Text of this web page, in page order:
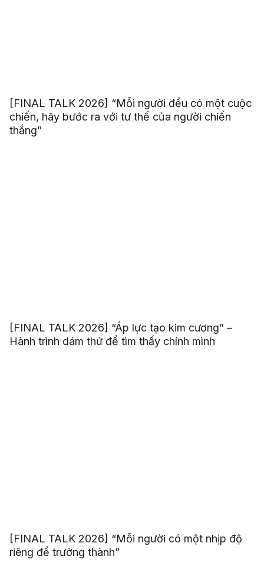
[FINAL TALK 2026] “Mỗi người đều có một cuộc
chiến, hãy bước ra với tư thế của người chiến
thắng”
[FINAL TALK 2026] “Áp lực tạo kim cương” –
Hành trình dám thử để tìm thấy chính mình
[FINAL TALK 2026] “Mỗi người có một nhịp độ
riêng để trưởng thành”